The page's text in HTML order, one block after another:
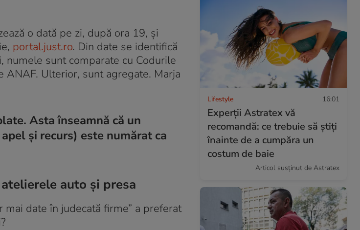
o dată pe zi, după ora 19, și
portal.just.ro. Din date se identifică
sunt comparate cu Codurile
ANAF. Ulterior, sunt agregate. Marja
Asta înseamnă că un
și recurs) este numărat ca
auto și presa
date în judecată firme” a preferat
Lifestyle 16:01
Experții Astratex vă
recomandă: ce trebuie să știți
înainte de a cumpăra un
costum de baie
Articol susținut de Astratex